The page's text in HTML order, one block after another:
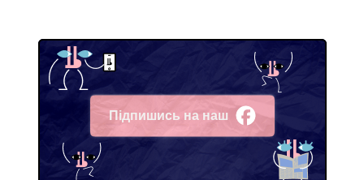
Підпишись на наш
Facebook